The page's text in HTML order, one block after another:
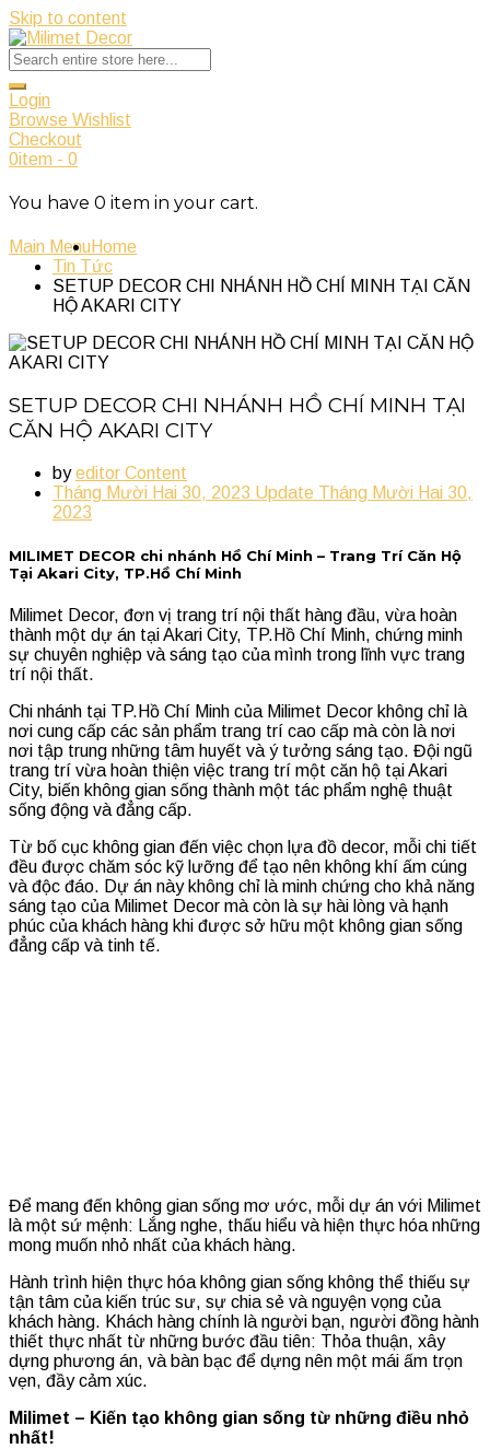
Skip to content
Login
Browse Wishlist
Checkout
0item - 0
You have 0 item in your cart.
Main Menu Home
Tin Tức
SETUP DECOR CHI NHÁNH HỒ CHÍ MINH TẠI CĂN
HỘ AKARI CITY
SETUP DECOR CHI NHÁNH HỒ CHÍ MINH TẠI
CĂN HỘ AKARI CITY
byeditor Content
Tháng Mười Hai 30, 2023 Update Tháng Mười Hai 30,
2023
MILIMET DECOR chi nhánh Hồ Chí Minh – Trang Trí Căn Hộ
Tại Akari City, TP.Hồ Chí Minh
Milimet Decor, đơn vị trang trí nội thất hàng đầu, vừa hoàn
thành một dự án tại Akari City, TP.Hồ Chí Minh, chứng minh
sự chuyên nghiệp và sáng tạo của mình trong lĩnh vực trang
trí nội thất.
Chi nhánh tại TP.Hồ Chí Minh của Milimet Decor không chỉ là
nơi cung cấp các sản phẩm trang trí cao cấp mà còn là nơi
nơi tập trung những tâm huyết và ý tưởng sáng tạo. Đội ngũ
trang trí vừa hoàn thiện việc trang trí một căn hộ tại Akari
City, biến không gian sống thành một tác phẩm nghệ thuật
sống động và đẳng cấp.
Từ bố cục không gian đến việc chọn lựa đồ decor, mỗi chi tiết
đều được chăm sóc kỹ lưỡng để tạo nên không khí ấm cúng
và độc đáo. Dự án này không chỉ là minh chứng cho khả năng
sáng tạo của Milimet Decor mà còn là sự hài lòng và hạnh
phúc của khách hàng khi được sở hữu một không gian sống
đẳng cấp và tinh tế.
Để mang đến không gian sống mơ ước, mỗi dự án với Milimet
là một sứ mệnh: Lắng nghe, thấu hiểu và hiện thực hóa những
mong muốn nhỏ nhất của khách hàng.
Hành trình hiện thực hóa không gian sống không thể thiếu sự
tận tâm của kiến trúc sư, sự chia sẻ và nguyện vọng của
khách hàng. Khách hàng chính là người bạn, người đồng hành
thiết thực nhất từ những bước đầu tiên: Thỏa thuận, xây
dựng phương án, và bàn bạc để dựng nên một mái ấm trọn
vẹn, đầy cảm xúc.
Milimet – Kiến tạo không gian sống từ những điều nhỏ
nhất!